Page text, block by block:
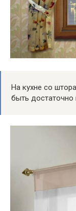
На кухне со
быть достаточно